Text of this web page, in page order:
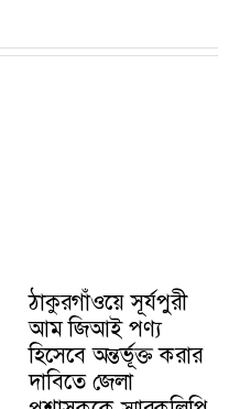
ঠাকুরগাঁওয়ে সূর্যপুরী
আম জিআই পণ্য
হিসেবে অন্তর্ভূক্ত করার
দাবিতে জেলা